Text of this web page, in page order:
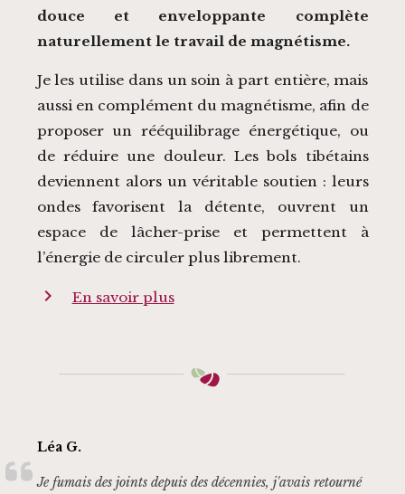
douce et enveloppante complète
naturellement le travail de magnétisme.
Je les utilise dans un soin à part entière, mais
aussi en complément du magnétisme, afin de
proposer un rééquilibrage énergétique, ou
de réduire une douleur. Les bols tibétains
deviennent alors un véritable soutien : leurs
ondes favorisent la détente, ouvrent un
espace de lâcher-prise et permettent à
l’énergie de circuler plus librement.
chevron_right En savoir plus
Léa G.
Je fumais des joints depuis des décennies, j'avais retourné